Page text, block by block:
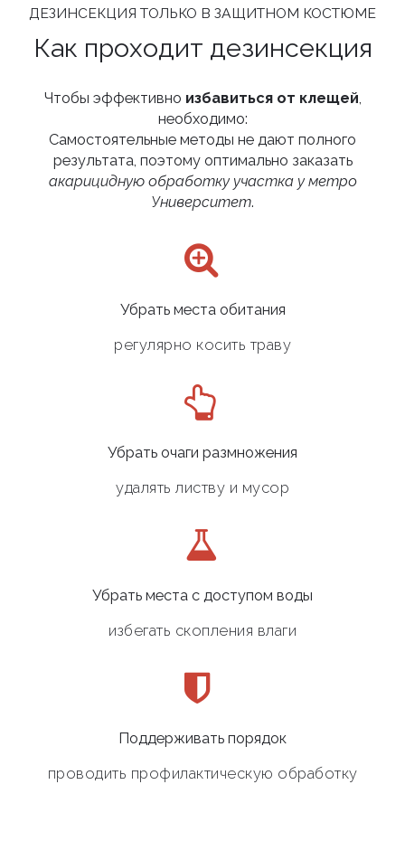
ДЕЗИНСЕКЦИЯ ТОЛЬКО В ЗАЩИТНОМ КОСТЮМЕ
Как проходит дезинсекция
Чтобы эффективно избавиться от клещей,
необходимо:
Самостоятельные методы не дают полного
результата, поэтому оптимально заказать
акарицидную обработку участка у метро
Университет.
Убрать места обитания
регулярно косить траву
Убрать очаги размножения
удалять листву и мусор
Убрать места с доступом воды
избегать скопления влаги
Поддерживать порядок
проводить профилактическую обработку